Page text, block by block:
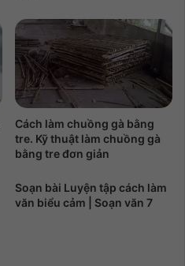
Cách làm chuồng gà bằng
tre. Kỹ thuật làm chuồng gà
bằng tre đơn giản
Soạn bài Luyện tập cách làm
văn biểu cảm | Soạn văn 7